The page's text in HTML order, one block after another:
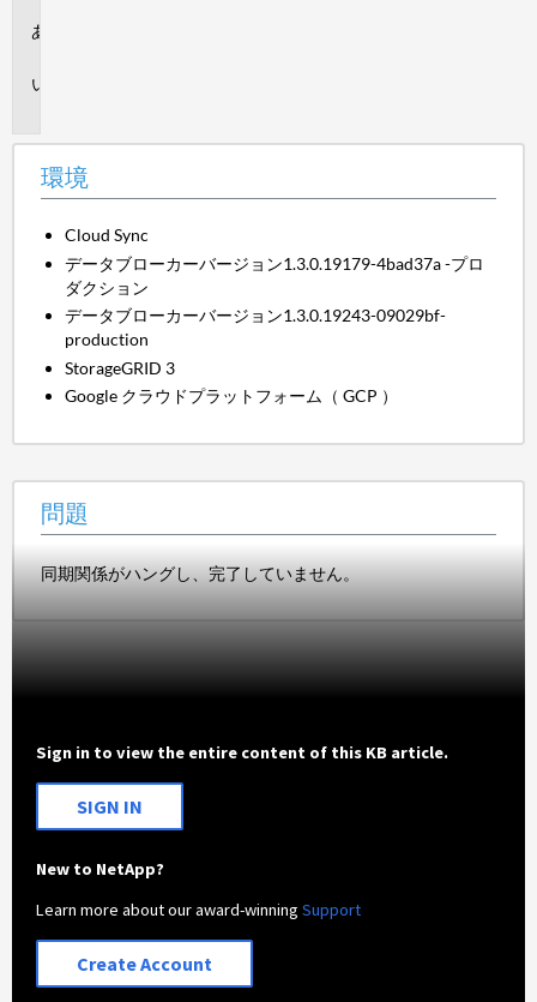
環境
Cloud Sync
データブローカーバージョン1.3.0.19179-4bad37a -プロ
ダクション
データブローカーバージョン1.3.0.19243-09029bf-
production
StorageGRID 3
Google クラウドプラットフォーム（ GCP ）
問題
同期関係がハングし、完了していません。
Sign in to view the entire content of this KB article.
SIGN IN
New to NetApp?
Learn more about our award-winningSupport
Create Account